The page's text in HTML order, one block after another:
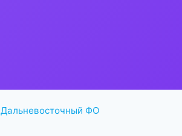
Дальневосточный ФО